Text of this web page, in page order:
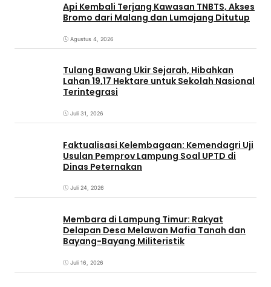
Api Kembali Terjang Kawasan TNBTS, Akses
Bromo dari Malang dan Lumajang Ditutup
Agustus 4, 2026
Tulang Bawang Ukir Sejarah, Hibahkan
Lahan 19,17 Hektare untuk Sekolah Nasional
Terintegrasi
Juli 31, 2026
Faktualisasi Kelembagaan: Kemendagri Uji
Usulan Pemprov Lampung Soal UPTD di
Dinas Peternakan
Juli 24, 2026
Membara di Lampung Timur: Rakyat
Delapan Desa Melawan Mafia Tanah dan
Bayang-Bayang Militeristik
Juli 16, 2026